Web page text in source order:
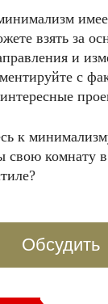
взять за
и
с
к
свою комнату
Обсудить